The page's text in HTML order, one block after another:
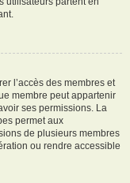
l’accès des membres et
membre peut appartenir
ses permissions. La
permet aux
de plusieurs membres
ou rendre accessible